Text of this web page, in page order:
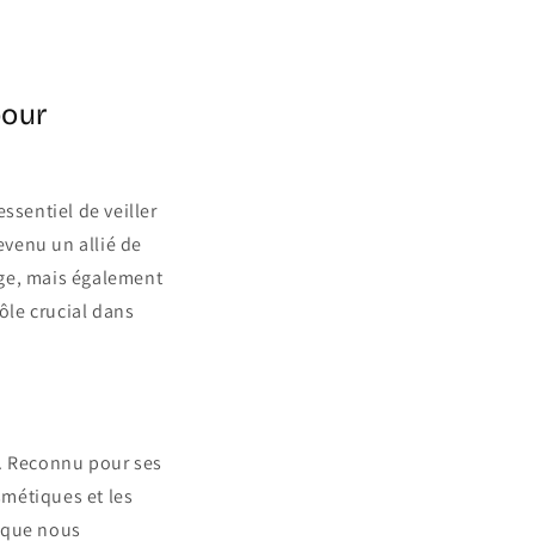
de veiller
un allié de
mais également
crucial dans
pour ses
et les
nous